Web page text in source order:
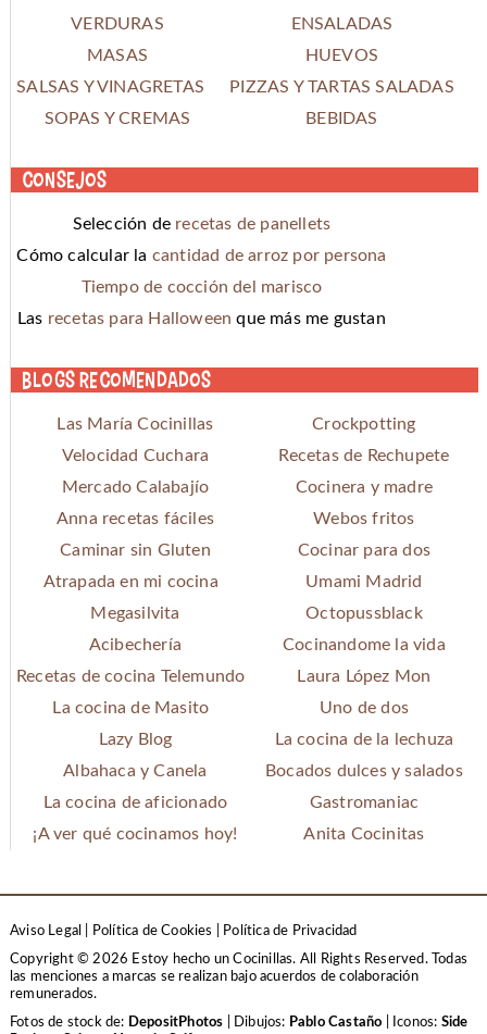
VERDURAS
ENSALADAS
MASAS
HUEVOS
SALSAS Y VINAGRETAS
PIZZAS Y TARTAS SALADAS
SOPAS Y CREMAS
BEBIDAS
Consejos
Selección de recetas de panellets
Cómo calcular la cantidad de arroz por persona
Tiempo de cocción del marisco
Las recetas para Halloween que más me gustan
Blogs recomendados
Las María Cocinillas
Crockpotting
Velocidad Cuchara
Recetas de Rechupete
Mercado Calabajío
Cocinera y madre
Anna recetas fáciles
Webos fritos
Caminar sin Gluten
Cocinar para dos
Atrapada en mi cocina
Umami Madrid
Megasilvita
Octopussblack
Acibechería
Cocinandome la vida
Recetas de cocina Telemundo
Laura López Mon
La cocina de Masito
Uno de dos
Lazy Blog
La cocina de la lechuza
Albahaca y Canela
Bocados dulces y salados
La cocina de aficionado
Gastromaniac
¡A ver qué cocinamos hoy!
Anita Cocinitas
Aviso Legal Política de Cookies
Política de Privacidad
Copyright © 2026 Estoy hecho un Cocinillas. All Rights Reserved.Todas
las menciones a marcas se realizan bajo acuerdos de colaboración
remunerados.
Fotos de stock de: DepositPhotos | Dibujos: Pablo Castaño | Iconos: Side